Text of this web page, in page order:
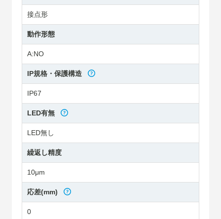
接点形
動作形態
A:NO
IP規格・保護構造
IP67
LED有無
LED無し
繰返し精度
10μm
応差(mm)
0